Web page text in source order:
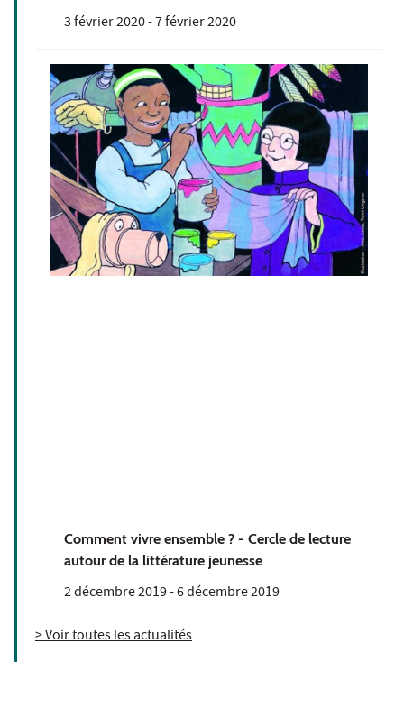
3 février 2020-7 février 2020
Comment vivre ensemble ? - Cercle de lecture
autour de la littérature jeunesse
2 décembre 2019-6 décembre 2019
> Voir toutes les actualités